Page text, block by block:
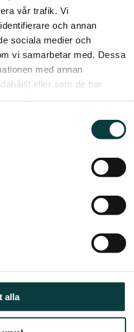
vår trafik. Vi
och annan
sociala medier och
vi samarbetar med. Dessa
med annan
eller som de har
alla